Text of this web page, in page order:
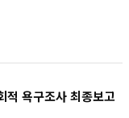
적 욕구조사 최종보고